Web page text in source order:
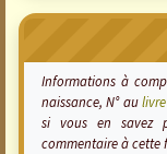
Informations à
naissance, N° au
si vous en savez
commentaire à cette